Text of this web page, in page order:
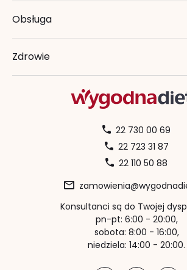
Obsługa
Zdrowie
22 730 00 69
22 723 31 87
22 110 50 88
Konsultanci są do Twojej
pn-pt: 6:00 - 20:00,
sobota: 8:00 - 16:00,
niedziela: 14:00 - 20:00.